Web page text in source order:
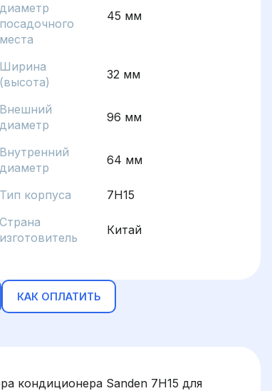
диаметр
посадочного
места
45 мм
Ширина
(высота)
32 мм
Внешний
диаметр
96 мм
Внутренний
диаметр
64 мм
Тип корпуса
7H15
Страна
изготовитель
Китай
КАК ОПЛАТИТЬ
кондиционера Sanden 7H15 для